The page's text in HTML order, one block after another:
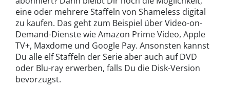
eine oder mehrere Staffeln von Shameless digital
zu kaufen. Das geht zum Beispiel über Video-on-
Demand-Dienste wie Amazon Prime Video, Apple
TV+, Maxdome und Google Pay. Ansonsten kannst
Du alle elf Staffeln der Serie aber auch auf DVD
oder Blu-ray erwerben, falls Du die Disk-Version
bevorzugst.